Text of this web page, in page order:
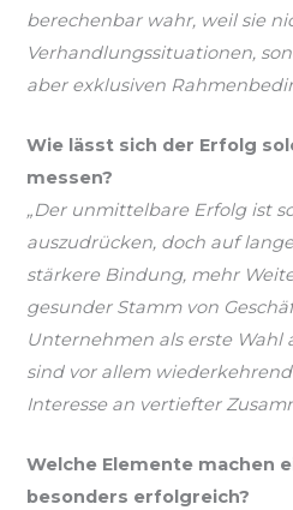
berechenbar wahr, weil sie
Verhandlungssituationen,
aber exklusiven
Wie lässt sich der Erfolg
messen?
„Der unmittelbare Erfolg ist
auszudrücken, doch auf
stärkere Bindung, mehr
gesunder Stamm von
Unternehmen als erste Wahl
sind vor allem
Interesse an vertiefter
Welche Elemente machen
besonders erfolgreich?